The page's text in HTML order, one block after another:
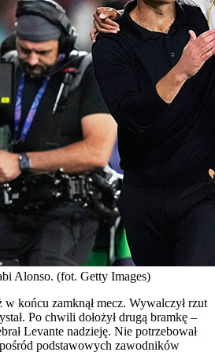
Alonso. (fot. Getty Images)
w końcu zamknął mecz. Wywalczył rzut
Po chwili dołożył drugą bramkę –
Levante nadzieję. Nie potrzebował
podstawowych zawodników